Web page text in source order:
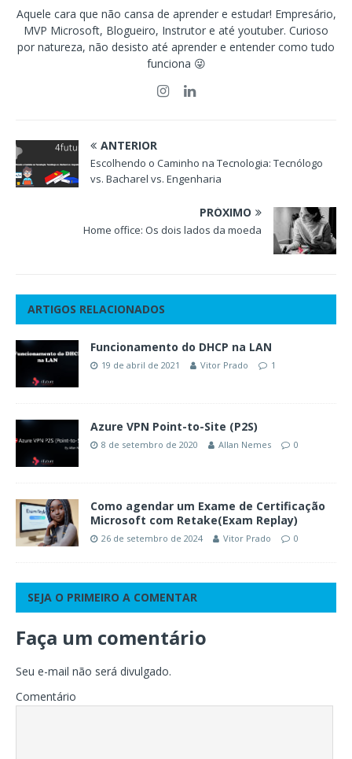
Aquele cara que não cansa de aprender e estudar! Empresário,
MVP Microsoft, Blogueiro, Instrutor e até youtuber. Curioso
por natureza, não desisto até aprender e entender como tudo
funciona 😜
ANTERIOR
Escolhendo o Caminho na Tecnologia: Tecnólogo
vs. Bacharel vs. Engenharia
PRÓXIMO
Home office: Os dois lados da moeda
ARTIGOS RELACIONADOS
Funcionamento do DHCP na LAN
19 de abril de 2021 Vitor Prado 1
Azure VPN Point-to-Site (P2S)
8 de setembro de 2020 Allan Nemes 0
Como agendar um Exame de Certificação
Microsoft com Retake(Exam Replay)
26 de setembro de 2024 Vitor Prado 0
SEJA O PRIMEIRO A COMENTAR
Faça um comentário
Seu e-mail não será divulgado.
Comentário